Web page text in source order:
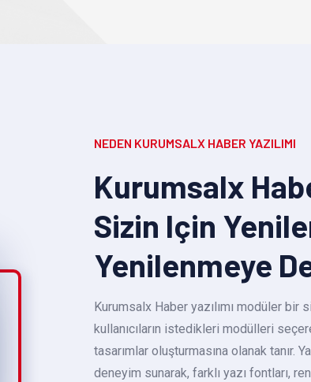
NEDEN KURUMSALX HABER YAZILIMI
Kurumsalx
Sizin Için
Yenilenmeye
Kurumsalx Haber yazılımı modüler bir
kullanıcıların istedikleri modülleri
tasarımlar oluşturmasına olanak tanır.
deneyim sunarak, farklı yazı fontları,